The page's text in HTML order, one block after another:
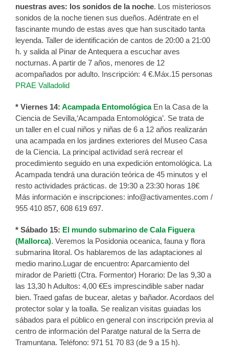
nuestras aves: los sonidos de la noche. Los misteriosos
sonidos de la noche tienen sus dueños. Adéntrate en el
fascinante mundo de estas aves que han suscitado tanta
leyenda. Taller de identificación de cantos de 20:00 a 21:00
h. y salida al Pinar de Antequera a escuchar aves
nocturnas. A partir de 7 años, menores de 12
acompañados por adulto. Inscripción: 4 €.Máx.15 personas
PRAE Valladolid
* Viernes 14: Acampada Entomológica En la Casa de la
Ciencia de Sevilla,‘Acampada Entomológica’. Se trata de
un taller en el cual niños y niñas de 6 a 12 años realizarán
una acampada en los jardines exteriores del Museo Casa
de la Ciencia. La principal actividad será recrear el
procedimiento seguido en una expedición entomológica. La
Acampada tendrá una duración teórica de 45 minutos y el
resto actividades prácticas. de 19:30 a 23:30 horas 18€
Más información e inscripciones: info@activamentes.com /
955 410 857, 608 619 697.
* Sábado 15: El mundo submarino de Cala Figuera
(Mallorca). Veremos la Posidonia oceanica, fauna y flora
submarina litoral. Os hablaremos de las adaptaciones al
medio marino.Lugar de encuentro: Aparcamiento del
mirador de Parietti (Ctra. Formentor) Horario: De las 9,30 a
las 13,30 h Adultos: 4,00 €Es imprescindible saber nadar
bien. Traed gafas de bucear, aletas y bañador. Acordaos del
protector solar y la toalla. Se realizan visitas guiadas los
sábados para el público en general con inscripción previa al
centro de información del Paratge natural de la Serra de
Tramuntana. Teléfono: 971 51 70 83 (de 9 a 15 h).